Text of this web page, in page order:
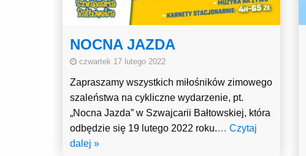
NOCNA JAZDA
czwartek 17 lutego 2022
Zapraszamy wszystkich miłośników zimowego
szaleństwa na cykliczne wydarzenie, pt.
„Nocna Jazda” w Szwajcarii Bałtowskiej, która
odbędzie się 19 lutego 2022 roku.… Czytaj
dalej »